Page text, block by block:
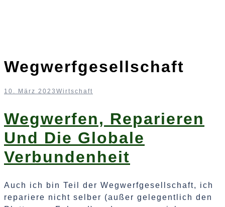
Wegwerfgesellschaft
10. März 2023 Wirtschaft
Wegwerfen, Reparieren
Und Die Globale
Verbundenheit
Auch ich bin Teil der Wegwerfgesellschaft, ich
repariere nicht selber (außer gelegentlich den